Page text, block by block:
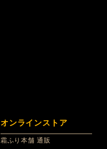
オンラインストア
霜ふり本舗 通販